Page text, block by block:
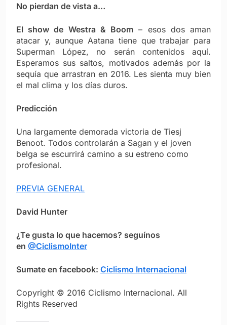
No pierdan de vista a…
El show de Westra & Boom – esos dos aman
atacar y, aunque Aatana tiene que trabajar para
Superman López, no serán contenidos aquí.
Esperamos sus saltos, motivados además por la
sequía que arrastran en 2016. Les sienta muy bien
el mal clima y los días duros.
Predicción
Una largamente demorada victoria de Tiesj
Benoot. Todos controlarán a Sagan y el joven
belga se escurrirá camino a su estreno como
profesional.
PREVIA GENERAL
David Hunter
¿Te gusta lo que hacemos? seguínos
en @CiclismoInter
Sumate en facebook: Ciclismo Internacional
Copyright © 2016 Ciclismo Internacional. All
Rights Reserved